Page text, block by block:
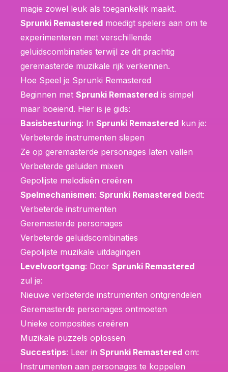
magie zowel leuk als toegankelijk maakt.
Sprunki Remastered moedigt spelers aan om te
experimenteren met verschillende
geluidscombinaties terwijl ze dit prachtig
geremasterde muzikale rijk verkennen.
Hoe Speel je Sprunki Remastered
Beginnen met Sprunki Remastered is simpel
maar boeiend. Hier is je gids:
Basisbesturing: In Sprunki Remastered kun je:
Verbeterde instrumenten slepen
Ze op geremasterde personages laten vallen
Verbeterde geluiden mixen
Gepolijste melodieën creëren
Spelmechanismen: Sprunki Remastered biedt:
Verbeterde instrumenten
Geremasterde personages
Verbeterde geluidscombinaties
Gepolijste muzikale uitdagingen
Levelvoortgang: Door Sprunki Remastered
zul je:
Nieuwe verbeterde instrumenten ontgrendelen
Geremasterde personages ontmoeten
Unieke composities creëren
Muzikale puzzels oplossen
Succestips: Leer in Sprunki Remastered om:
Instrumenten aan personages te koppelen